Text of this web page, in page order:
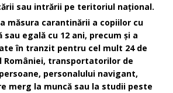
sau intrării pe teritoriul național.
măsura carantinării a copiilor cu
egală cu 12 ani, precum și a
în tranzit pentru cel mult 24 de
transportatorilor de
personalului navigant,
merg la muncă sau la studii peste